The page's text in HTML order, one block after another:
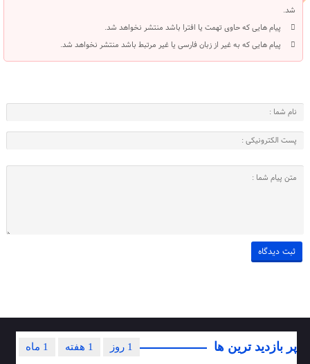
شد.
پیام هایی که حاوی تهمت یا افترا باشد منتشر نخواهد شد.
پیام هایی که به غیر از زبان فارسی یا غیر مرتبط باشد منتشر نخواهد شد.
پر بازدید ترین ها 1 ماه 1 هفته 1 روز